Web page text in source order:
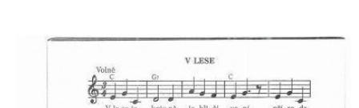
BÁSNĚ K TÉMATU PODZIM